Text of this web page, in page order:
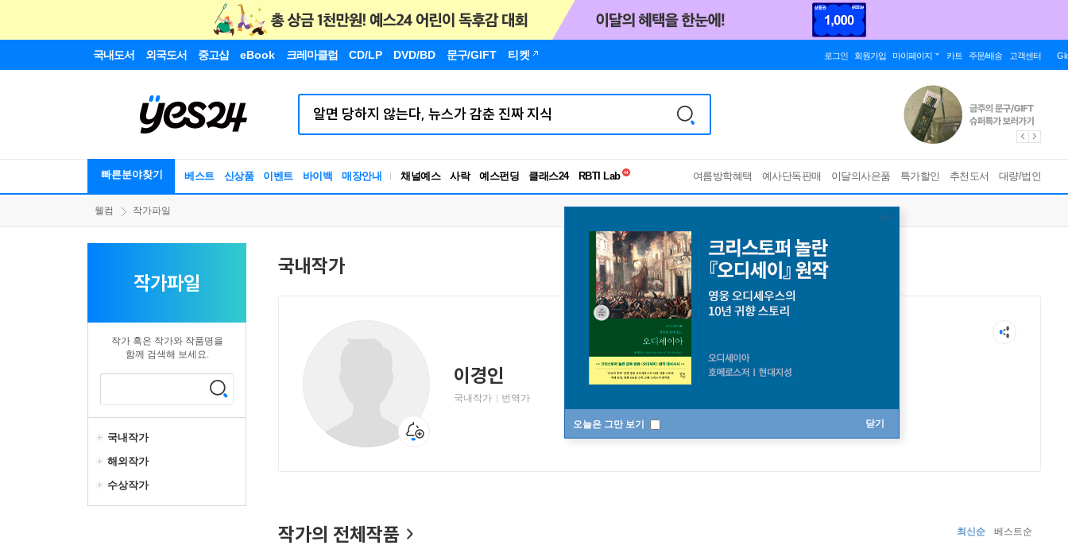
국내도서 외국도서 중고샵 eBook 크레마클럽 CD/LP DVD/BD 문구/GIFT 티켓 로그인 회원가입 마이페이지 카트 주문/배송 고객센터
빠른분야찾기 베스트 신상품 이벤트 바이백 매장안내 채널예스 사락 예스펀딩 클래스24
RBTI Lab
독서유형검사
여름방학혜택 예사단독판매 이달의사은품 특가할인 추천도서 대량/법인
오늘은 그만 보기 닫기
웰컴 작가파일
작가파일
작가 혹은 작가와 작품명을
함께 검색해 보세요.
국내작가
해외작가
수상작가
국내작가
이경인
국내작가 번역가
작가의 전체작품 최신순 베스트순